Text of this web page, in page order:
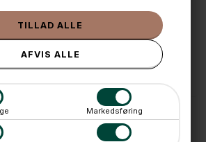
Markedsføring
(9-12)
(24/7)
IDÉER